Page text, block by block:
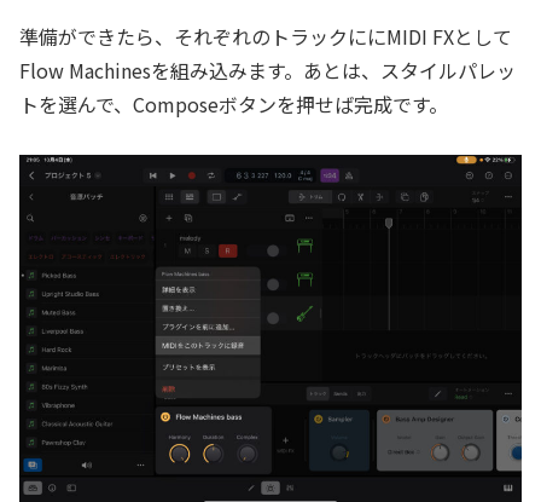
準備ができたら、それぞれのトラックににMIDI FXとして
Flow Machinesを組み込みます。あとは、スタイルパレッ
トを選んで、Composeボタンを押せば完成です。